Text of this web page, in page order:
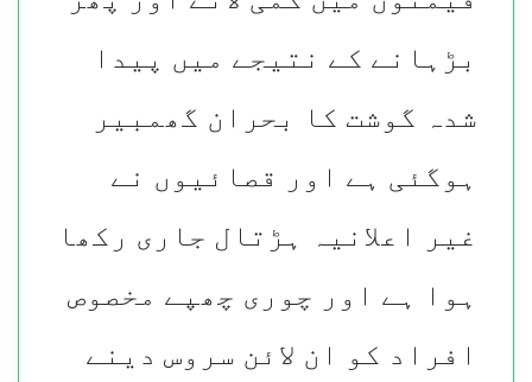
بڑہانے کے نتیجے میں پیدا
شدہ گوشت کا بحران گھمبیر
ہوگئی ہے اور قصائیوں نے
غیر اعلانیہ ہڑتال جاری رکھا
ہوا ہے اور چوری چھپے مخصوص
افراد کو ان لائن سروس دینے